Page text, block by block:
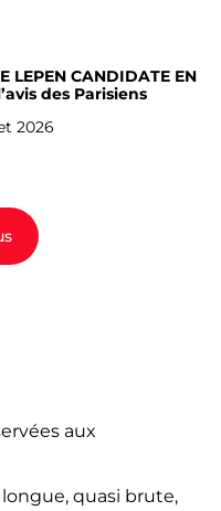
LEPEN CANDIDATE EN
des Parisiens
2026
aux
quasi brute,